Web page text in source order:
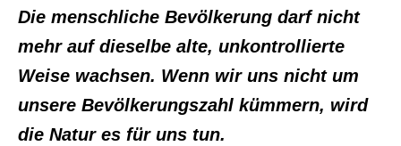
Die menschliche Bevölkerung darf nicht
mehr auf dieselbe alte, unkontrollierte
Weise wachsen. Wenn wir uns nicht um
unsere Bevölkerungszahl kümmern, wird
die Natur es für uns tun.